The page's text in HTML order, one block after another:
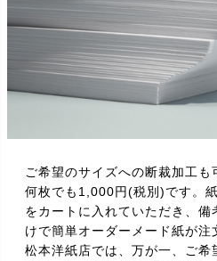
ご希望のサイズへの断裁加工
何枚でも1,000円(税別)です。
をカートに入れていただき、
けで簡単オーダーメード紙が
松本洋紙店では、万が一、ご希